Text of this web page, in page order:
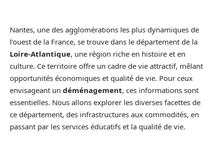
Nantes, une des agglomérations les plus dynamiques de
l’ouest de la France, se trouve dans le département de la
Loire-Atlantique, une région riche en histoire et en
culture. Ce territoire offre un cadre de vie attractif, mêlant
opportunités économiques et qualité de vie. Pour ceux
envisageant un déménagement, ces informations sont
essentielles. Nous allons explorer les diverses facettes de
ce département, des infrastructures aux commodités, en
passant par les services éducatifs et la qualité de vie.